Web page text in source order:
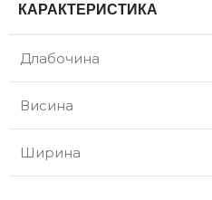
КАРАКТЕРИСТИКА
Длабочина
Висина
Ширина